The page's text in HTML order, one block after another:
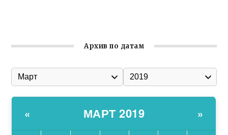
Архив по датам
« МАРТ 2019 »